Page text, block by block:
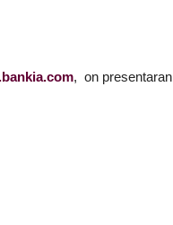
, on presentaran